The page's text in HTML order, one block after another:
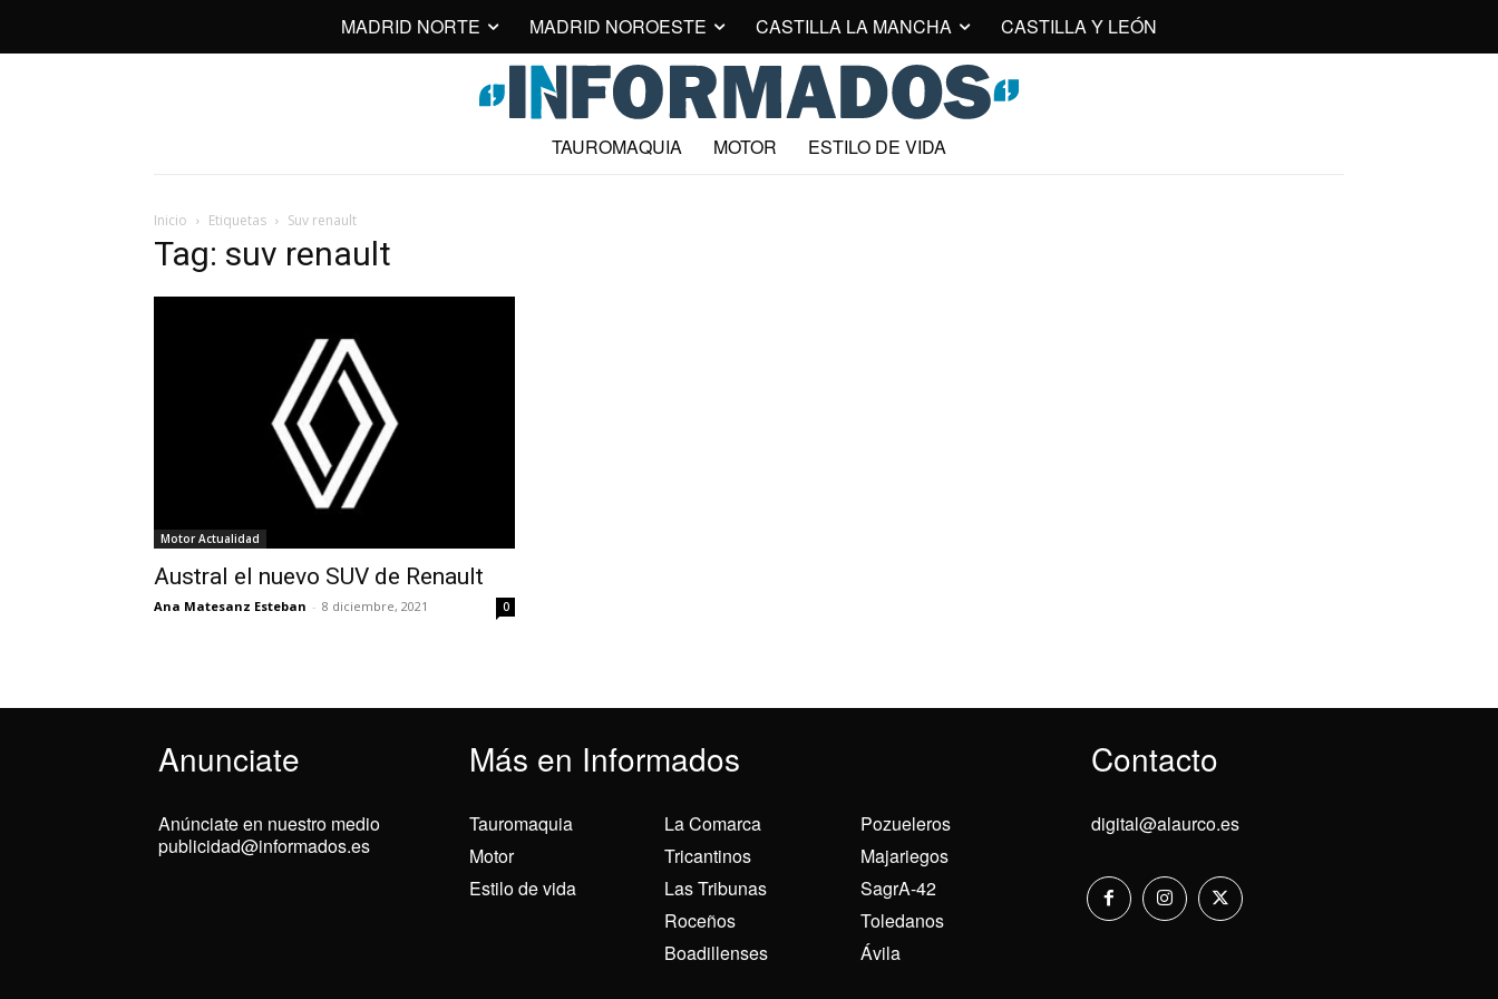
MADRID NORTE MADRID NOROESTE CASTILLA LA MANCHA CASTILLA Y LEÓN
TAUROMAQUIA MOTOR ESTILO DE VIDA
Inicio Etiquetas Suv renault
Tag: suv renault
Motor Actualidad
Austral el nuevo SUV de Renault
Ana Matesanz Esteban - 8 diciembre, 2021 0
Anunciate Más en Informados Contacto
Anúnciate en nuestro medio
publicidad@informados.es
Tauromaquia
Motor
Estilo de vida
La Comarca
Tricantinos
Las Tribunas
Roceños
Boadillenses
Pozueleros
Majariegos
SagrA-42
Toledanos
Ávila
digital@alaurco.es